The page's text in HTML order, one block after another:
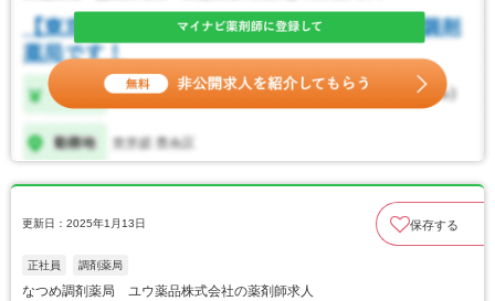
更新日：2025年1月13日 保存する
正社員 調剤薬局
なつめ調剤薬局 ユウ薬品株式会社の薬剤師求人